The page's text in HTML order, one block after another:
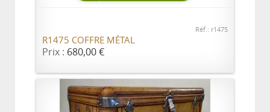
Réf.: r1475
R1475 COFFRE MÉTAL
Prix : 680,00 €